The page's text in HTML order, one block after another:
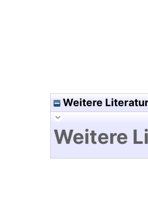
Weitere
Weitere